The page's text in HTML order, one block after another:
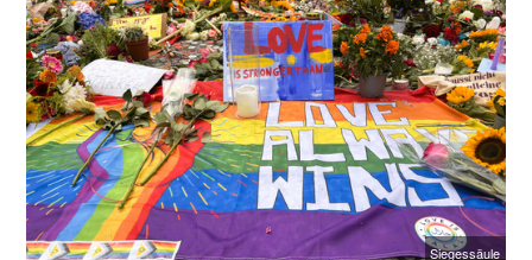
Siegessäule